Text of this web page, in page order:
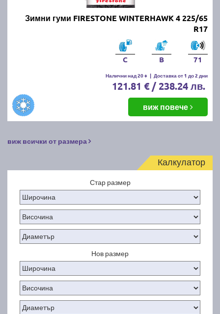
Зимни гуми FIRESTONE WINTERHAWK 4 225/65
R17
C B 71
Налични над 20 + | Доставка от 1 до 2 дни
121.81 € / 238.24 лв.
виж повече
виж всички от размера
Калкулатор
Стар размер
Нов размер